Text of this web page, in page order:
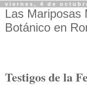
viernes, 4 de
Las Mariposas
Botánico en
Testigos de la